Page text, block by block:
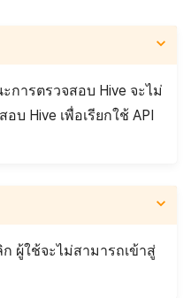
การตรวจสอบ Hive จะไม่
บ Hive เพื่อเรียกใช้ API
ผู้ใช้จะไม่สามารถเข้าสู่